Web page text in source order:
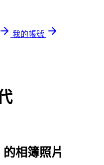
我的帳號
相簿照片